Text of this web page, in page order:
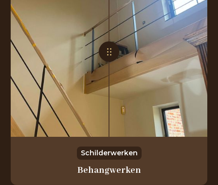
Schilderwerken
Behangwerken